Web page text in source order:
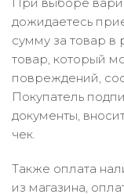
дожидаетесь
сумму за товар в
товар, который
повреждений,
Покупатель
документы,
чек.
Также оплата
из магазина,